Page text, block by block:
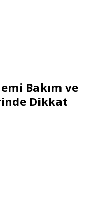
Bakım ve
Dikkat